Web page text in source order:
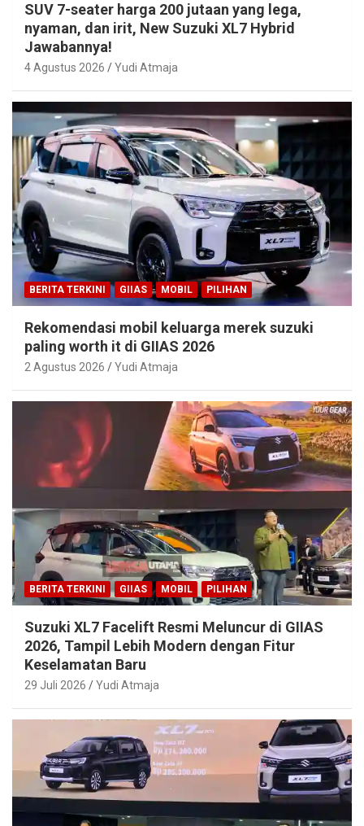
SUV 7-seater harga 200 jutaan yang lega,
nyaman, dan irit, New Suzuki XL7 Hybrid
Jawabannya!
4 Agustus 2026 Yudi Atmaja
BERITA TERKINI GIIAS MOBIL PILIHAN
Rekomendasi mobil keluarga merek suzuki
paling worth it di GIIAS 2026
2 Agustus 2026 Yudi Atmaja
BERITA TERKINI GIIAS MOBIL PILIHAN
Suzuki XL7 Facelift Resmi Meluncur di GIIAS
2026, Tampil Lebih Modern dengan Fitur
Keselamatan Baru
29 Juli 2026 Yudi Atmaja